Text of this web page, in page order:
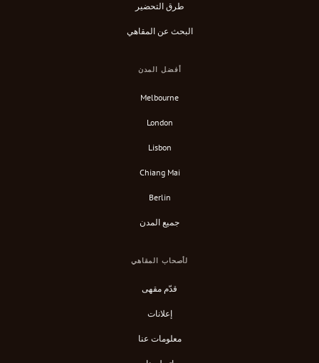
طرق التحضير
البحث عن المقاهي
أفضل المدن
Melbourne
London
Lisbon
Chiang Mai
Berlin
جميع المدن
لأصحاب المقاهي
قدّم مقهى
إعلانات
معلومات عنا